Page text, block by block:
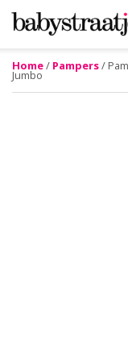
Home/ Pampers/
Jumbo